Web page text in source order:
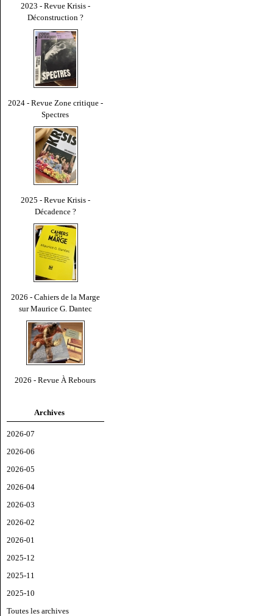
2023 - Revue Krisis -
Déconstruction ?
2024 - Revue Zone critique -
Spectres
2025 - Revue Krisis -
Décadence ?
2026 - Cahiers de la Marge
sur Maurice G. Dantec
2026 - Revue À Rebours
Archives
2026-07
2026-06
2026-05
2026-04
2026-03
2026-02
2026-01
2025-12
2025-11
2025-10
Toutes les archives